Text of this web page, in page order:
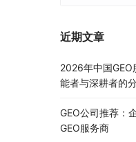
近期文章
2026年中国
能者与深耕者的
GEO公司推荐：
GEO服务商